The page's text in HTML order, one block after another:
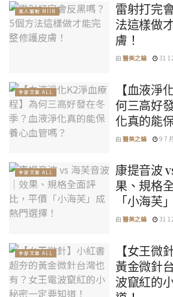
美人雷射 MIIN
雷射打完
法這樣做
膚！
由 醫美之鑰 31
全部文章 ALL
【血液淨
何三高好
化真的能
由 醫美之鑰 9 7
全部文章 ALL
康提音波
果、規格
「小海芙
由 醫美之鑰 31
全部文章 ALL
【女王微
黃金微針
波竄紅的